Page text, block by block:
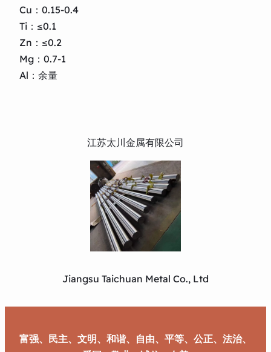
Cu：0.15-0.4
Ti：≤0.1
Zn：≤0.2
Mg：0.7-1
Al：余量
江苏太川金属有限公司
Jiangsu Taichuan Metal Co., Ltd
富强、民主、文明、和谐、自由、平等、公正、法治、